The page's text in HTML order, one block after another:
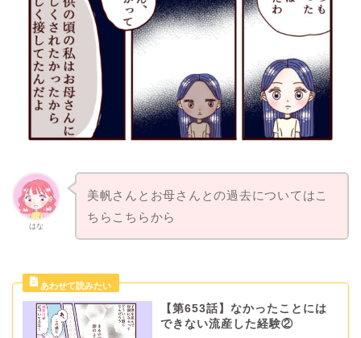
はな
美帆さんとお母さんとの過去についてはこ
ちらこちらから
【第653話】なかったことには
できない流産した経験②